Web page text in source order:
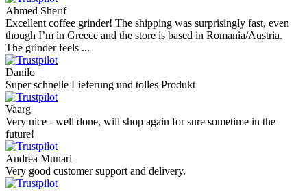
Ahmed Sherif
Excellent coffee grinder! The shipping was surprisingly fast, even
though I’m in Greece and the store is based in Romania/Austria.
The grinder feels ...
Danilo
Super schnelle Lieferung und tolles Produkt
Vaarg
Very nice - well done, will shop again for sure sometime in the
future!
Andrea Munari
Very good customer support and delivery.